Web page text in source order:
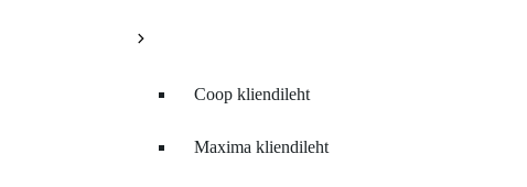
Coop kliendileht
Maxima kliendileht